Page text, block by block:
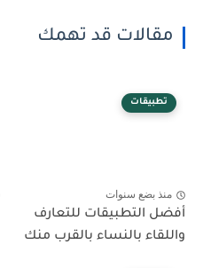
مقالات قد تهمك
تطبيقات
منذ بضع سنوات
أفضل التطبيقات للتعارف
واللقاء بالنساء بالقرب منك